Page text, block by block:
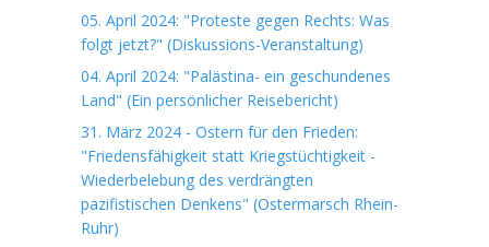
05. April 2024: "Proteste gegen Rechts: Was
folgt jetzt?" (Diskussions-Veranstaltung)
04. April 2024: "Palästina- ein geschundenes
Land" (Ein persönlicher Reisebericht)
31. März 2024 - Ostern für den Frieden:
"Friedensfähigkeit statt Kriegstüchtigkeit -
Wiederbelebung des verdrängten
pazifistischen Denkens" (Ostermarsch Rhein-
Ruhr)